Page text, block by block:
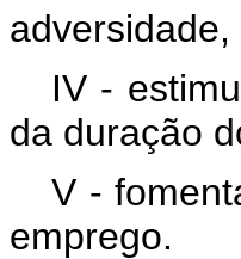
IV -
da duração
V -
emprego.